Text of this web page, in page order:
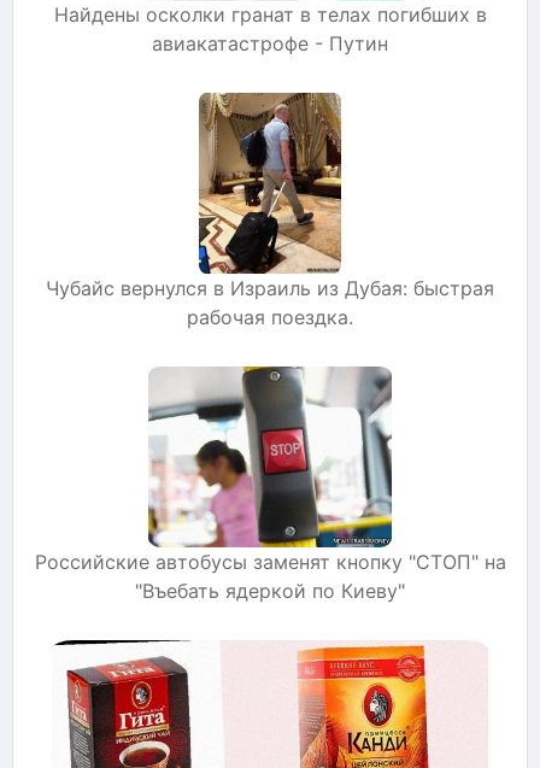
Найдены осколки гранат в телах погибших в
авиакатастрофе - Путин
Чубайс вернулся в Израиль из Дубая: быстрая
рабочая поездка.
Российские автобусы заменят кнопку "СТОП" на
"Въебать ядеркой по Киеву"